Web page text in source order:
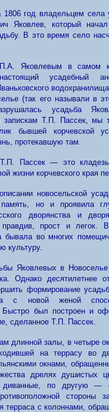
1806 год владельцем
Яковлев, который
В это время село
Яковлевым в самом
настоящий усадебный
(так его называли в
усадьба
запискам Т.П. Пассек, мы
бывшей корчевской
протекавшую там.
Т.П. Пассек — это
жизни корчевского края
новосельской
но и проявила
дворянства и
правдив, прост и легок.
бывала во многих
культуру.
Яковлевых в
Однако десятилетнее
формирование
с новой женой
Быстро был построен и
сделанное Т.П. Пассек.
длинной залы, в четыре
на террасу во
окнами,
дрелях душистых
диванные, по другую —
стороны
терраса с колоннами,